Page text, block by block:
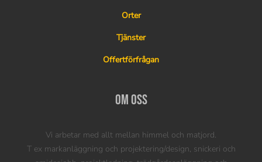
Orter
Tjänster
Offertförfrågan
Om oss
Vi arbetar med allt mellan himmel och matjord.
T ex markanläggning och projektering/design, snickeri och